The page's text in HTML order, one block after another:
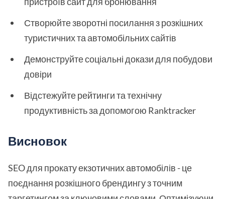
Створюйте зворотні посилання з розкішних
туристичних та автомобільних сайтів
Демонструйте соціальні докази для побудови
довіри
Відстежуйте рейтинги та технічну
продуктивність за допомогою Ranktracker
Висновок
SEO для прокату екзотичних автомобілів - це
поєднання розкішного брендингу з точним